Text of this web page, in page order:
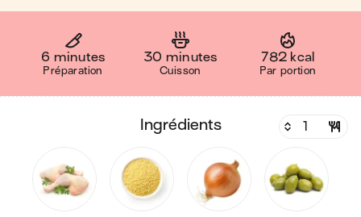
6 minutes
Préparation
30 minutes
Cuisson
782 kcal
Par portion
ingrédients